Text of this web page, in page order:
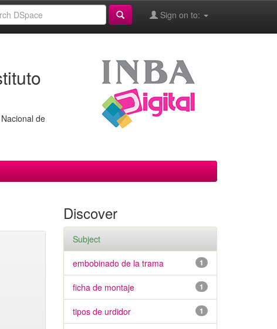
Sign on to:
de
Discover
Subject
1
embobinado de la trama
1
ficha de montaje
1
tipos de urdidor